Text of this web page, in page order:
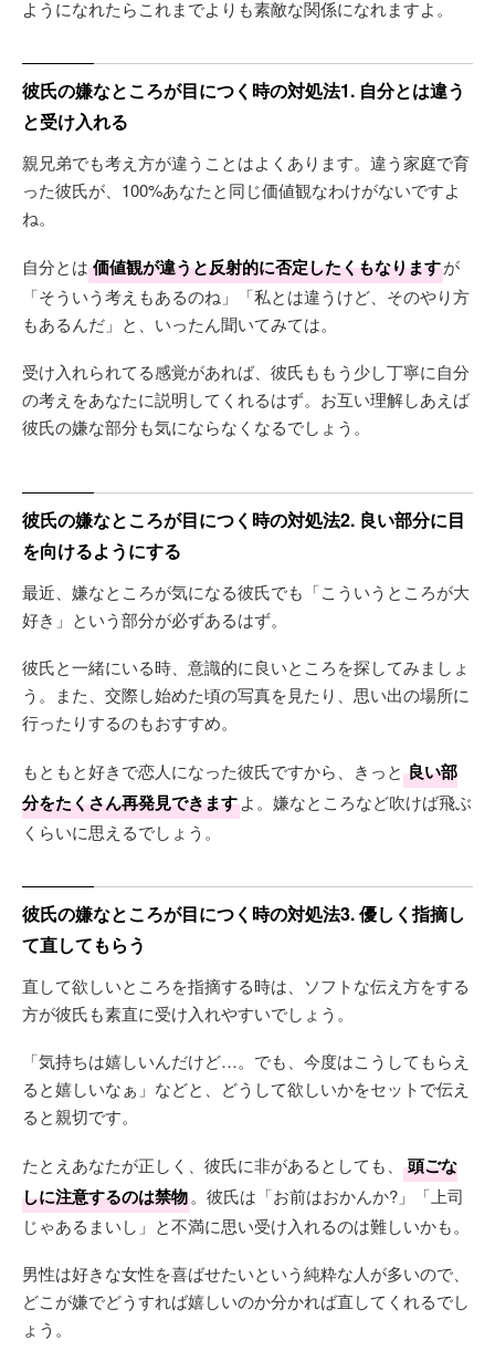
ようになれたらこれまでよりも素敵な関係になれますよ。
彼氏の嫌なところが目につく時の対処法1. 自分とは違う
と受け入れる
親兄弟でも考え方が違うことはよくあります。違う家庭で育
った彼氏が、100%あなたと同じ価値観なわけがないですよ
ね。
自分とは 価値観が違うと反射的に否定したくもなりますが
「そういう考えもあるのね」「私とは違うけど、そのやり方
もあるんだ」と、いったん聞いてみては。
受け入れられてる感覚があれば、彼氏ももう少し丁寧に自分
の考えをあなたに説明してくれるはず。お互い理解しあえば
彼氏の嫌な部分も気にならなくなるでしょう。
彼氏の嫌なところが目につく時の対処法2. 良い部分に目
を向けるようにする
最近、嫌なところが気になる彼氏でも「こういうところが大
好き」という部分が必ずあるはず。
彼氏と一緒にいる時、意識的に良いところを探してみましょ
う。また、交際し始めた頃の写真を見たり、思い出の場所に
行ったりするのもおすすめ。
もともと好きで恋人になった彼氏ですから、きっと 良い部
分をたくさん再発見できますよ。嫌なところなど吹けば飛ぶ
くらいに思えるでしょう。
彼氏の嫌なところが目につく時の対処法3. 優しく指摘し
て直してもらう
直して欲しいところを指摘する時は、ソフトな伝え方をする
方が彼氏も素直に受け入れやすいでしょう。
「気持ちは嬉しいんだけど…。でも、今度はこうしてもらえ
ると嬉しいなぁ」などと、どうして欲しいかをセットで伝え
ると親切です。
たとえあなたが正しく、彼氏に非があるとしても、
頭ごな
しに注意するのは禁物。彼氏は「お前はおかんか?」「上司
じゃあるまいし」と不満に思い受け入れるのは難しいかも。
男性は好きな女性を喜ばせたいという純粋な人が多いので、
どこが嫌でどうすれば嬉しいのか分かれば直してくれるでし
ょう。